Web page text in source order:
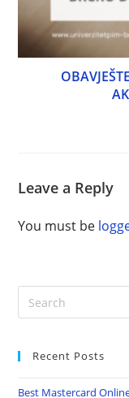
Leave a Reply
You must be
Recent Posts
Best Mastercard